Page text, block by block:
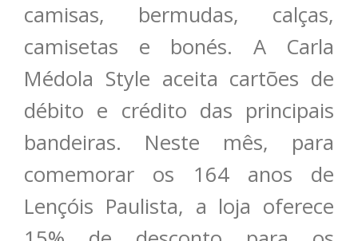
camisas, bermudas, calças,
camisetas e bonés. A Carla
Médola Style aceita cartões de
débito e crédito das principais
bandeiras. Neste mês, para
comemorar os 164 anos de
Lençóis Paulista, a loja oferece